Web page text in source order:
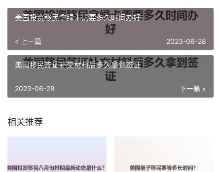
美国投资移民拿绿卡需要多久时间办好
« 上一篇 2023-06-28
美国移民签证补交材料后多久拿到签证
下一篇 »
2023-06-28
相关推荐